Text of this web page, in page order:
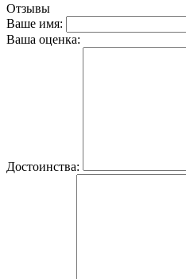
Отзывы
Ваше имя:
Ваша оценка:
Достоинства: